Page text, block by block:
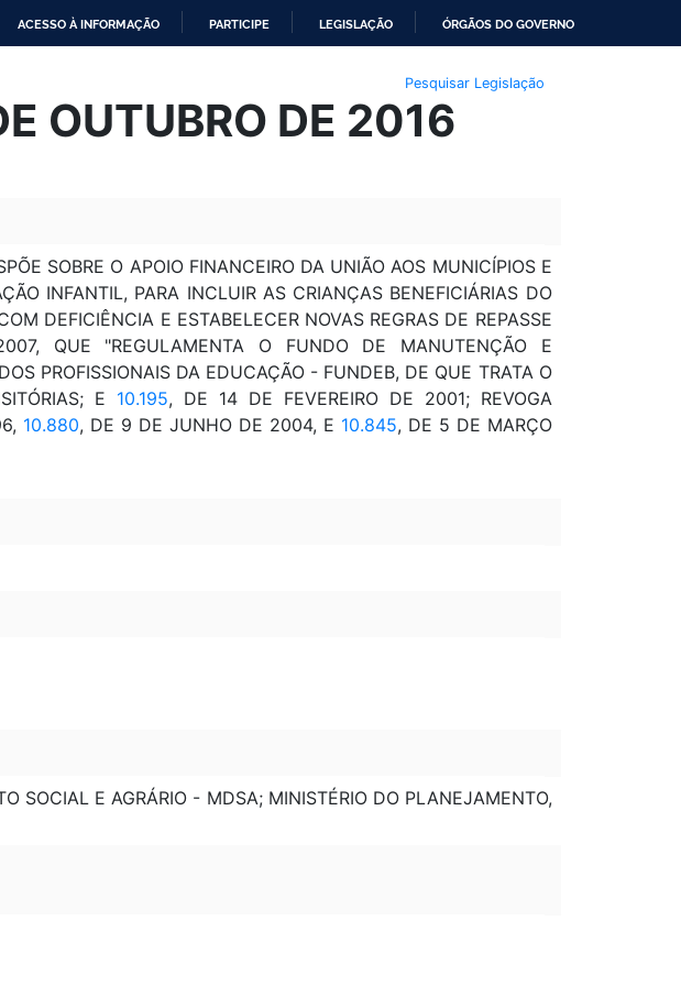
ACESSO À INFORMAÇÃO PARTICIPE LEGISLAÇÃO ÓRGÃOS DO GOVERNO
Pesquisar Legislação
OUTUBRO DE 2016
SOBRE O APOIO FINANCEIRO DA UNIÃO AOS MUNICÍPIOS E
INFANTIL, PARA INCLUIR AS CRIANÇAS BENEFICIÁRIAS DO
DEFICIÊNCIA E ESTABELECER NOVAS REGRAS DE REPASSE
QUE "REGULAMENTA O FUNDO DE MANUTENÇÃO E
PROFISSIONAIS DA EDUCAÇÃO - FUNDEB, DE QUE TRATA O
E 10.195, DE 14 DE FEVEREIRO DE 2001; REVOGA
10.880, DE 9 DE JUNHO DE 2004, E 10.845, DE 5 DE MARÇO
SOCIAL E AGRÁRIO - MDSA; MINISTÉRIO DO PLANEJAMENTO,